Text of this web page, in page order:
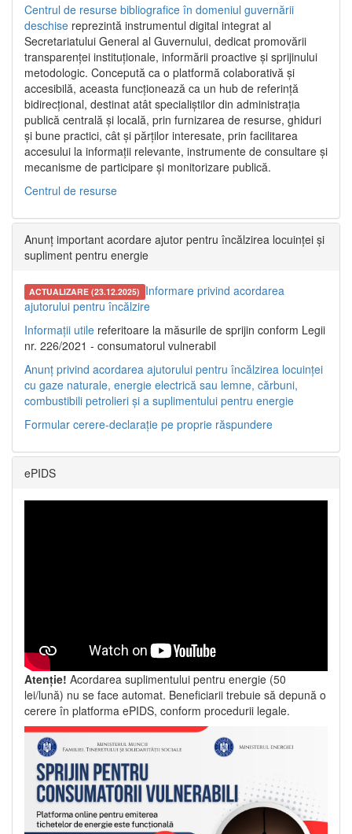
Centrul de resurse bibliografice în domeniul guvernării
deschise reprezintă instrumentul digital integrat al
Secretariatului General al Guvernului, dedicat promovării
transparenței instituționale, informării proactive și sprijinului
metodologic. Concepută ca o platformă colaborativă și
accesibilă, aceasta funcționează ca un hub de referință
bidirecțional, destinat atât specialiștilor din administrația
publică centrală și locală, prin furnizarea de resurse, ghiduri
și bune practici, cât și părților interesate, prin facilitarea
accesului la informații relevante, instrumente de consultare și
mecanisme de participare și monitorizare publică.
Centrul de resurse
Anunț important acordare ajutor pentru încălzirea locuinței și
supliment pentru energie
ACTUALIZARE (23.12.2025) Informare privind acordarea
ajutorului pentru încălzire
Informații utile referitoare la măsurile de sprijin conform Legii
nr. 226/2021 - consumatorul vulnerabil
Anunț privind acordarea ajutorului pentru încălzirea locuinței
cu gaze naturale, energie electrică sau lemne, cărbuni,
combustibili petrolieri și a suplimentului pentru energie
Formular cerere-declarație pe proprie răspundere
ePIDS
Atenție! Acordarea suplimentului pentru energie (50
lei/lună) nu se face automat. Beneficiarii trebuie să depună o
cerere în platforma ePIDS, conform procedurii legale.